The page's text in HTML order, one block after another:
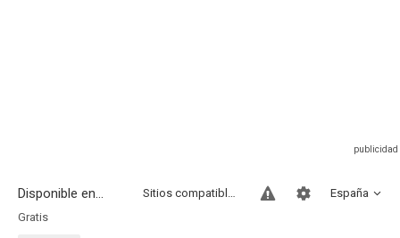
Disponible en... España
Sitios compatibles
Gratis